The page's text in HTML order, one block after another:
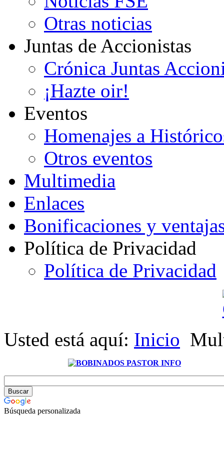
Otras noticias
Juntas de Accionistas
Crónica Juntas
¡Hazte oir!
Eventos
Homenajes a
Otros eventos
Multimedia
Enlaces
Bonificaciones y
Política de Privacidad
Política de Privacidad
Usted está aquí: Inicio
Búsqueda personalizada